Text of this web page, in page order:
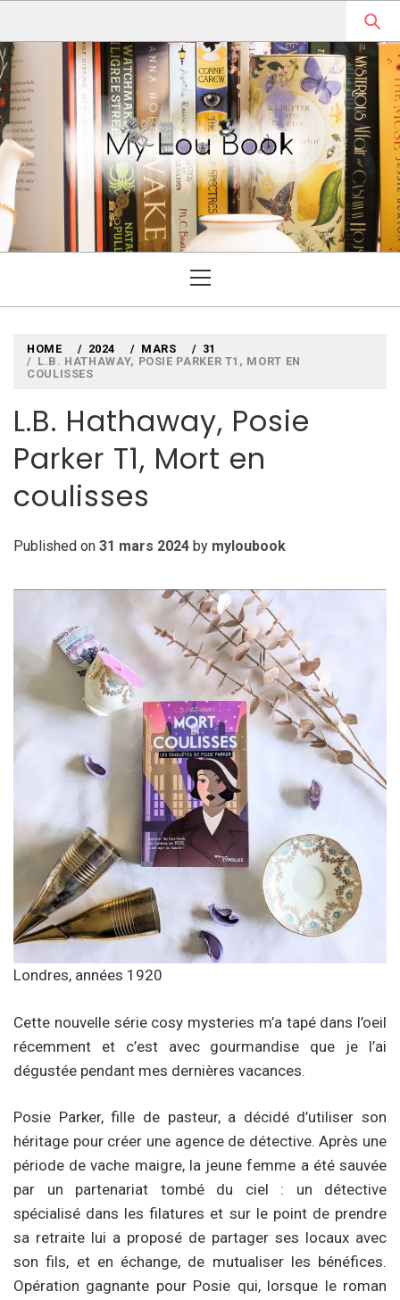
content
MYLOUBOOK
VOYAGES LITTÉRAIRES EN
ANGLETERRE ET AILLEURS
Menu
HOME 2024 MARS
31
L.B. HATHAWAY, POSIE PARKER T1, MORT EN
COULISSES
L.B. Hathaway, Posie
Parker T1, Mort en
coulisses
Published on 31 mars 2024 by myloubook
Londres, années 1920
Cette nouvelle série cosy mysteries m’a tapé dans l’oeil
récemment et c’est avec gourmandise que je l’ai
dégustée pendant mes dernières vacances.
Posie Parker, fille de pasteur, a décidé d’utiliser son
héritage pour créer une agence de détective. Après une
période de vache maigre, la jeune femme a été sauvée
par un partenariat tombé du ciel : un détective
spécialisé dans les filatures et sur le point de prendre
sa retraite lui a proposé de partager ses locaux avec
son fils, et en échange, de mutualiser les bénéfices.
Opération gagnante pour Posie qui, lorsque le roman